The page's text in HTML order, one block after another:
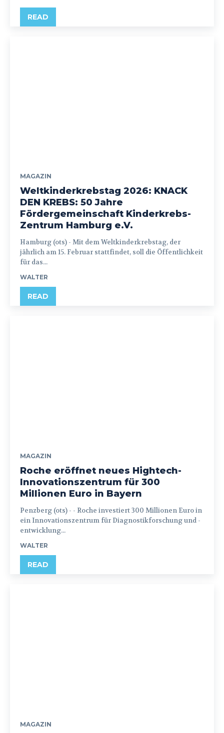
READ
MAGAZIN
Weltkinderkrebstag 2026: KNACK
DEN KREBS: 50 Jahre
Fördergemeinschaft Kinderkrebs-
Zentrum Hamburg e.V.
Hamburg (ots) - Mit dem Weltkinderkrebstag, der
jährlich am 15. Februar stattfindet, soll die Öffentlichkeit
für das...
WALTER
READ
MAGAZIN
Roche eröffnet neues Hightech-
Innovationszentrum für 300
Millionen Euro in Bayern
Penzberg (ots) - - Roche investiert 300 Millionen Euro in
ein Innovationszentrum für Diagnostikforschung und -
entwicklung...
WALTER
READ
MAGAZIN